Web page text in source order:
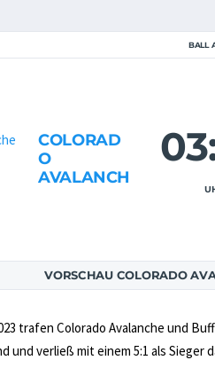
BALL
COLORAD
O
AVALANCH
VORSCHAU COLORADO
trafen Colorado Avalanche und
und verließ mit einem 5:1 als Sieger